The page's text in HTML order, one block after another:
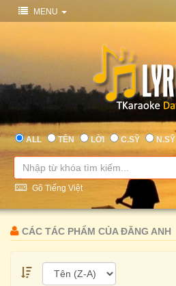
MENU
ALL TÊN LỜI C.SỸ N.SỸ
Gõ Tiếng Việt
CÁC TÁC PHẨM CỦA ĐĂNG ANH